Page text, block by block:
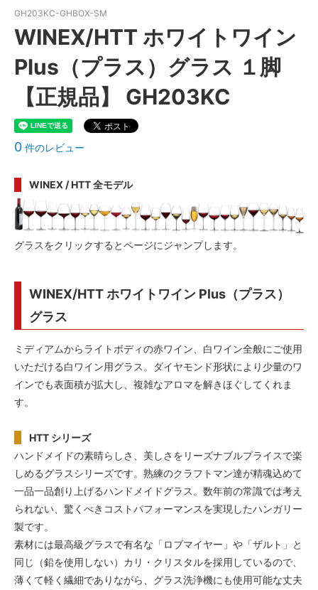
GH203KC-GHBOX-SM
WINEX/HTT ホワイトワイン
Plus（プラス）グラス １脚
【正規品】 GH203KC
0 件のレビュー
WINEX / HTT 全モデル
グラスをクリックするとページにジャンプします。
WINEX/HTT ホワイトワイン Plus（プラス）
グラス
ミディアムからライトボディの赤ワイン、白ワイン全般にご使用
いただける白ワイン用グラス。ダイヤモンド形状により少量のワ
インでも表面積が拡大し、複雑なアロマを解きほぐしてくれま
す。
HTT シリーズ
ハンドメイドの素晴らしさ、美しさをリーズナブルプライスで楽
しめるグラスシリーズです。熟練のクラフトマン達が精魂込めて
一品一品創り上げるハンドメイドグラス。数年前の常識では考え
られない、驚くべきコストパフォーマンスを実現したハンガリー
製です。
素材には最高級グラスで有名な「ロブマイヤー」や「ザルト」と
同じ（鉛を使用しない）カリ・クリスタルを採用しているので、
薄くて軽く繊細でありながら、グラス洗浄機にも使用可能な丈夫